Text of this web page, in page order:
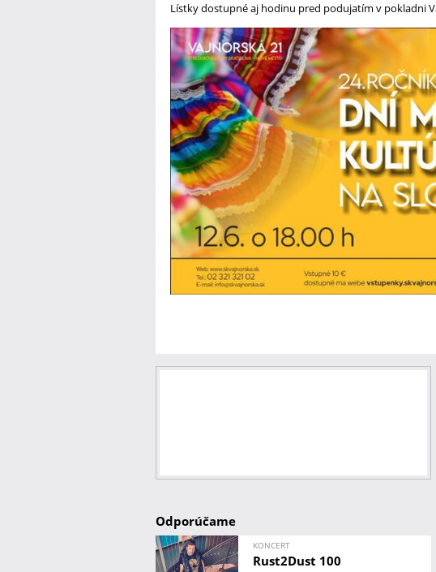
Lístky dostupné aj hodinu pred podujatím v pokladni
Odporúčame
KONCERT
Rust2Dust 100